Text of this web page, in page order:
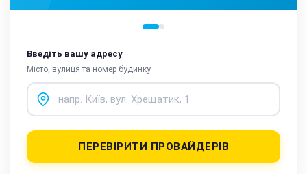
Введіть вашу адресу
Місто, вулиця та номер будинку
ПЕРЕВІРИТИ ПРОВАЙДЕРІВ